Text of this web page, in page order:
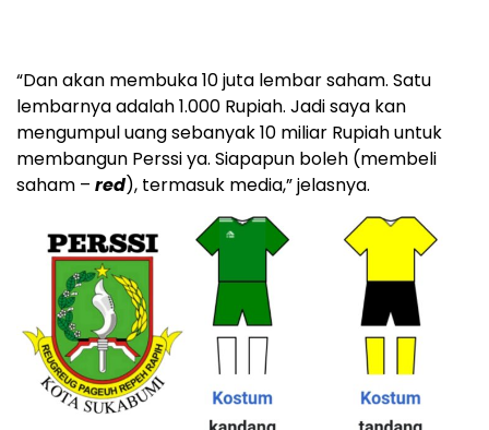
“Dan akan membuka 10 juta lembar saham. Satu
lembarnya adalah 1.000 Rupiah. Jadi saya kan
mengumpul uang sebanyak 10 miliar Rupiah untuk
membangun Perssi ya. Siapapun boleh (membeli
saham – red), termasuk media,” jelasnya.